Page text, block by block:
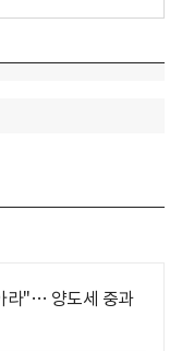
라"… 양도세 중과